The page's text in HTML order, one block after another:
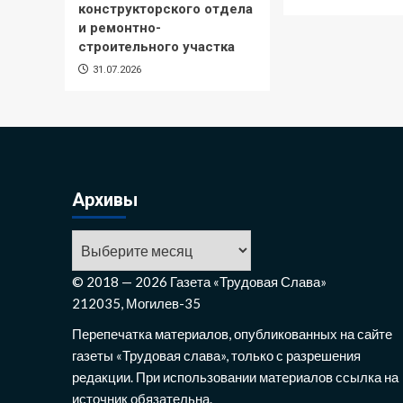
конструкторского отдела
и ремонтно-
строительного участка
31.07.2026
Архивы
© 2018 — 2026 Газета «Трудовая Слава»
212035, Могилев-35
Перепечатка материалов, опубликованных на сайте
газеты «Трудовая слава», только с разрешения
редакции. При использовании материалов ссылка на
источник обязательна.